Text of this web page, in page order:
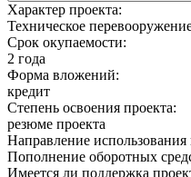
Характер проекта:
Техническое
Срок окупаемости:
2 года
Форма вложений:
кредит
Степень освоения проекта:
резюме проекта
Направление
Пополнение оборотных
Имеется ли поддержка